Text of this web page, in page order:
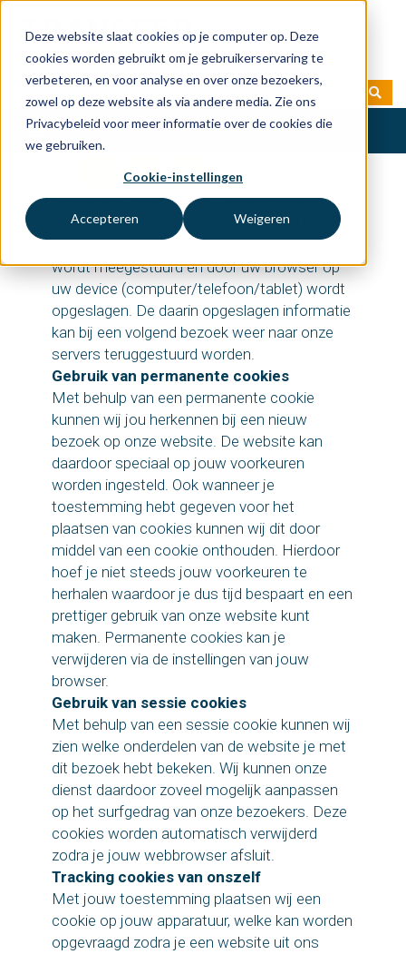
Deze website slaat cookies op je computer op. Deze
cookies worden gebruikt om je gebruikerservaring te
verbeteren, en voor analyse en over onze bezoekers,
zowel op deze website als via andere media. Zie ons
Privacybeleid voor meer informatie over de cookies die
we gebruiken.
Cookie-instellingen
Accepteren Weigeren
Toggle
navigation
cookieverklaring
Wij maken op deze website gebruik van
cookies. Een cookie is een eenvoudig klein
bestandje dat met pagina’s van deze website
wordt meegestuurd en door uw browser op
uw device (computer/telefoon/tablet) wordt
opgeslagen. De daarin opgeslagen informatie
kan bij een volgend bezoek weer naar onze
servers teruggestuurd worden.
Gebruik van permanente cookies
Met behulp van een permanente cookie
kunnen wij jou herkennen bij een nieuw
bezoek op onze website. De website kan
daardoor speciaal op jouw voorkeuren
worden ingesteld. Ook wanneer je
toestemming hebt gegeven voor het
plaatsen van cookies kunnen wij dit door
middel van een cookie onthouden. Hierdoor
hoef je niet steeds jouw voorkeuren te
herhalen waardoor je dus tijd bespaart en een
prettiger gebruik van onze website kunt
maken. Permanente cookies kan je
verwijderen via de instellingen van jouw
browser.
Gebruik van sessie cookies
Met behulp van een sessie cookie kunnen wij
zien welke onderdelen van de website je met
dit bezoek hebt bekeken. Wij kunnen onze
dienst daardoor zoveel mogelijk aanpassen
op het surfgedrag van onze bezoekers. Deze
cookies worden automatisch verwijderd
zodra je jouw webbrowser afsluit.
Tracking cookies van onszelf
Met jouw toestemming plaatsen wij een
cookie op jouw apparatuur, welke kan worden
opgevraagd zodra je een website uit ons